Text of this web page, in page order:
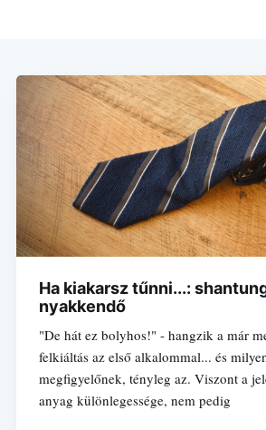
Ha kiakarsz tűnni...:
nyakkendő
"De hát ez bolyhos!" - hangzik a már
felkiáltás az első alkalommal... és
megfigyelőnek, tényleg az. Viszont a
anyag különlegessége, nem pedig